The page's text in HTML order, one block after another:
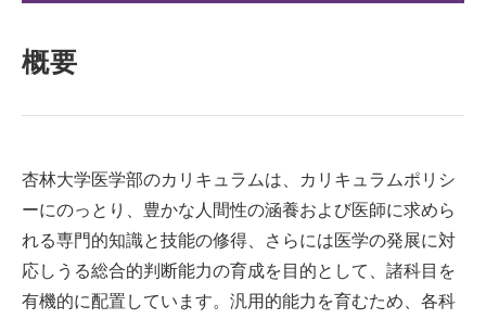
概要
杏林大学医学部のカリキュラムは、カリキュラムポリシ
ーにのっとり、豊かな人間性の涵養および医師に求めら
れる専門的知識と技能の修得、さらには医学の発展に対
応しうる総合的判断能力の育成を目的として、諸科目を
有機的に配置しています。汎用的能力を育むため、各科